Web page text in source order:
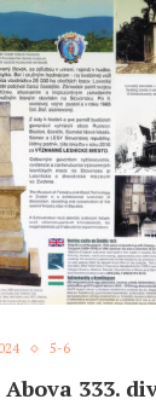
5-6
333.